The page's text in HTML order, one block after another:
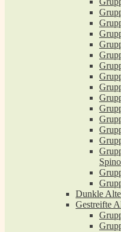
Dunkle
Gestreifte